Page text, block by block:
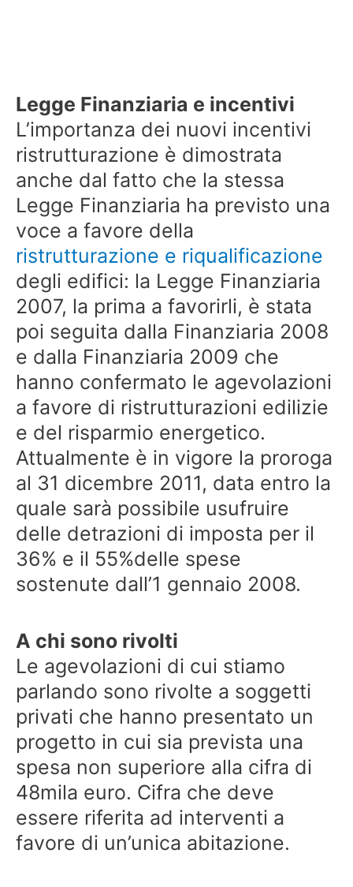
Legge Finanziaria e incentivi
L’importanza dei nuovi incentivi
ristrutturazione è dimostrata
anche dal fatto che la stessa
Legge Finanziaria ha previsto una
voce a favore della
ristrutturazione e riqualificazione
degli edifici: la Legge Finanziaria
2007, la prima a favorirli, è stata
poi seguita dalla Finanziaria 2008
e dalla Finanziaria 2009 che
hanno confermato le agevolazioni
a favore di ristrutturazioni edilizie
e del risparmio energetico.
Attualmente è in vigore la proroga
al 31 dicembre 2011, data entro la
quale sarà possibile usufruire
delle detrazioni di imposta per il
36% e il 55%delle spese
sostenute dall’1 gennaio 2008.
A chi sono rivolti
Le agevolazioni di cui stiamo
parlando sono rivolte a soggetti
privati che hanno presentato un
progetto in cui sia prevista una
spesa non superiore alla cifra di
48mila euro. Cifra che deve
essere riferita ad interventi a
favore di un’unica abitazione.